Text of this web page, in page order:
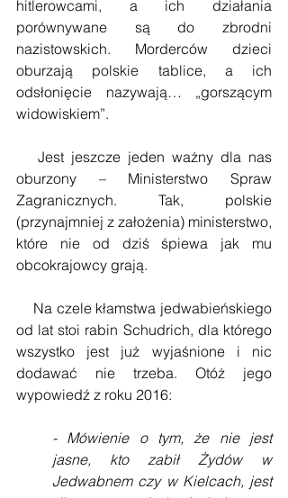
hitlerowcami, a ich działania
porównywane są do zbrodni
nazistowskich. Morderców dzieci
oburzają polskie tablice, a ich
odsłonięcie nazywają… „gorszącym
widowiskiem”.
Jest jeszcze jeden ważny dla nas
oburzony – Ministerstwo Spraw
Zagranicznych. Tak, polskie
(przynajmniej z założenia) ministerstwo,
które nie od dziś śpiewa jak mu
obcokrajowcy grają.
Na czele kłamstwa jedwabieńskiego
od lat stoi rabin Schudrich, dla którego
wszystko jest już wyjaśnione i nic
dodawać nie trzeba. Otóż jego
wypowiedź z roku 2016:
- Mówienie o tym, że nie jest
jasne, kto zabił Żydów w
Jedwabnem czy w Kielcach, jest